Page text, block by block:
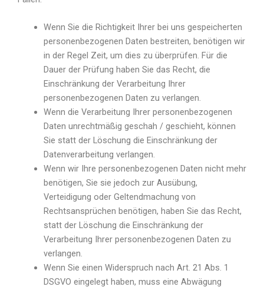
Wenn Sie die Richtigkeit Ihrer bei uns gespeicherten
personenbezogenen Daten bestreiten, benötigen wir
in der Regel Zeit, um dies zu überprüfen. Für die
Dauer der Prüfung haben Sie das Recht, die
Einschränkung der Verarbeitung Ihrer
personenbezogenen Daten zu verlangen.
Wenn die Verarbeitung Ihrer personenbezogenen
Daten unrechtmäßig geschah / geschieht, können
Sie statt der Löschung die Einschränkung der
Datenverarbeitung verlangen.
Wenn wir Ihre personenbezogenen Daten nicht mehr
benötigen, Sie sie jedoch zur Ausübung,
Verteidigung oder Geltendmachung von
Rechtsansprüchen benötigen, haben Sie das Recht,
statt der Löschung die Einschränkung der
Verarbeitung Ihrer personenbezogenen Daten zu
verlangen.
Wenn Sie einen Widerspruch nach Art. 21 Abs. 1
DSGVO eingelegt haben, muss eine Abwägung